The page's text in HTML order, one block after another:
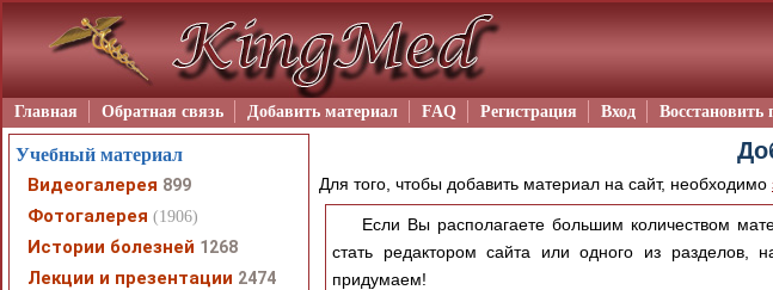
Главная Обратная связь Добавить материал FAQ Регистрация Вход Восстановить
Для того, чтобы добавить материал на сайт, необходимо
Если Вы располагаете большим количеством
стать редактором сайта или одного из разделов,
придумаем!
Учебный материал
Видеогалерея 899
Фотогалерея (1906)
Истории болезней 1268
Лекции и презентации 2474